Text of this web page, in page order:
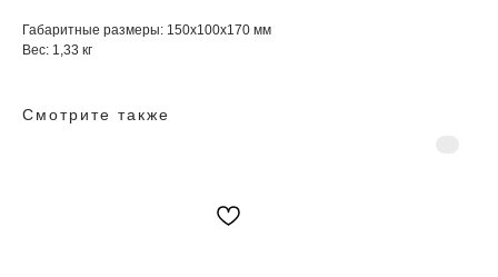
Габаритные размеры: 150х100х170 мм
Вес: 1,33 кг
Смотрите также